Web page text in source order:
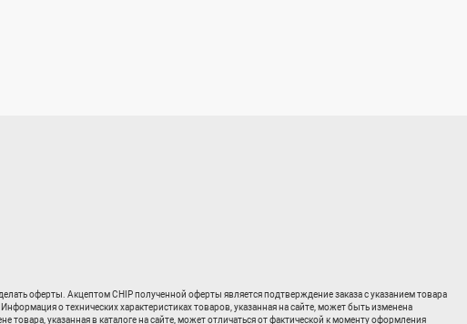
оферты. Акцептом CHIP полученной оферты является подтверждение заказа с указанием товара
о технических характеристиках товаров, указанная на сайте, может быть изменена
указанная в каталоге на сайте, может отличаться от фактической к моменту оформления